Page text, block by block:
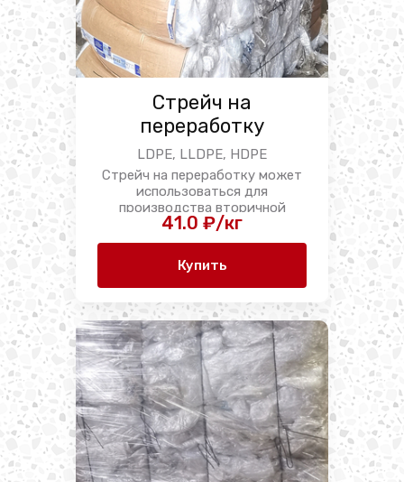
Стрейч на
переработку
LDPE, LLDPE, HDPE
Стрейч на переработку может
использоваться для
производства вторичной
пленки, ...
41.0 ₽/кг
Купить